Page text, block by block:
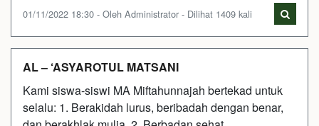
01/11/2022 18:30 - Oleh Administrator - Dilihat 1409 kali
AL – ‘ASYAROTUL MATSANI
Kami siswa-siswi MA Miftahunnajah bertekad untuk
selalu: 1. Berakidah lurus, beribadah dengan benar,